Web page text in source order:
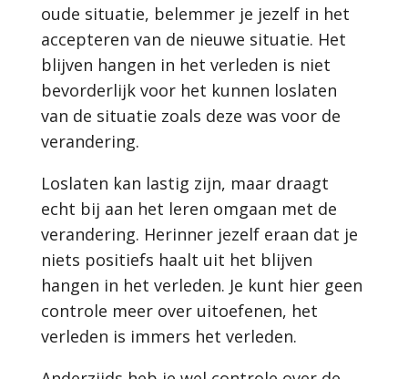
oude situatie, belemmer je jezelf in het
accepteren van de nieuwe situatie. Het
blijven hangen in het verleden is niet
bevorderlijk voor het kunnen loslaten
van de situatie zoals deze was voor de
verandering.
Loslaten kan lastig zijn, maar draagt
echt bij aan het leren omgaan met de
verandering. Herinner jezelf eraan dat je
niets positiefs haalt uit het blijven
hangen in het verleden. Je kunt hier geen
controle meer over uitoefenen, het
verleden is immers het verleden.